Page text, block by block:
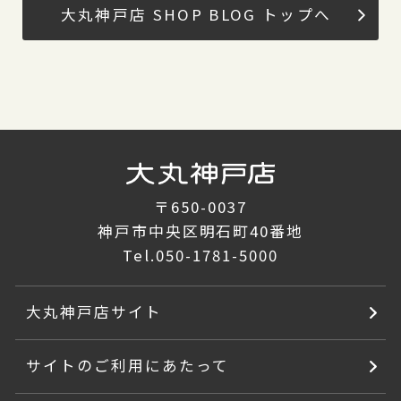
大丸神戸店 SHOP BLOG トップへ
〒650-0037
神戸市中央区明石町40番地
Tel.050-1781-5000
大丸神戸店サイト
サイトのご利用にあたって